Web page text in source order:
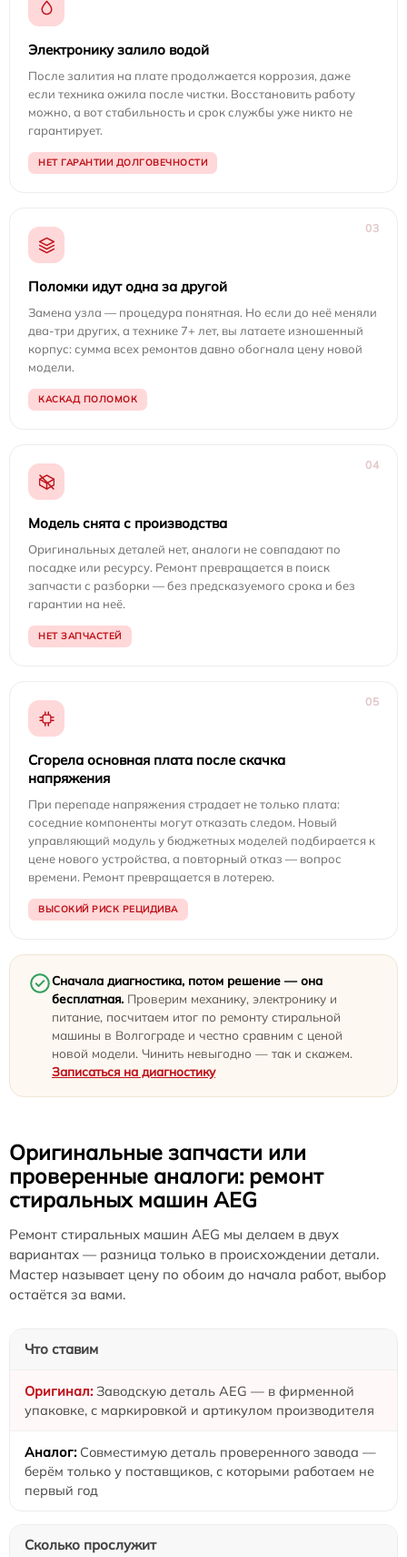
Электронику залило водой
После залития на плате продолжается коррозия, даже
если техника ожила после чистки. Восстановить работу
можно, а вот стабильность и срок службы уже никто не
гарантирует.
НЕТ ГАРАНТИИ ДОЛГОВЕЧНОСТИ
03
Поломки идут одна за другой
Замена узла — процедура понятная. Но если до неё меняли
два-три других, а технике 7+ лет, вы латаете изношенный
корпус: сумма всех ремонтов давно обогнала цену новой
модели.
КАСКАД ПОЛОМОК
04
Модель снята с производства
Оригинальных деталей нет, аналоги не совпадают по
посадке или ресурсу. Ремонт превращается в поиск
запчасти с разборки — без предсказуемого срока и без
гарантии на неё.
НЕТ ЗАПЧАСТЕЙ
05
Сгорела основная плата после скачка
напряжения
При перепаде напряжения страдает не только плата:
соседние компоненты могут отказать следом. Новый
управляющий модуль у бюджетных моделей подбирается к
цене нового устройства, а повторный отказ — вопрос
времени. Ремонт превращается в лотерею.
ВЫСОКИЙ РИСК РЕЦИДИВА
Сначала диагностика, потом решение — она
бесплатная. Проверим механику, электронику и
питание, посчитаем итог по ремонту стиральной
машины в Волгограде и честно сравним с ценой
новой модели. Чинить невыгодно — так и скажем.
Записаться на диагностику
Оригинальные запчасти или
проверенные аналоги: ремонт
стиральных машин AEG
Ремонт стиральных машин AEG мы делаем в двух
вариантах — разница только в происхождении детали.
Мастер называет цену по обоим до начала работ, выбор
остаётся за вами.
Что ставим
Заводскую деталь AEG — в фирменной
упаковке, с маркировкой и артикулом производителя
Совместимую деталь проверенного завода —
берём только у поставщиков, с которыми работаем не
первый год
Сколько прослужит